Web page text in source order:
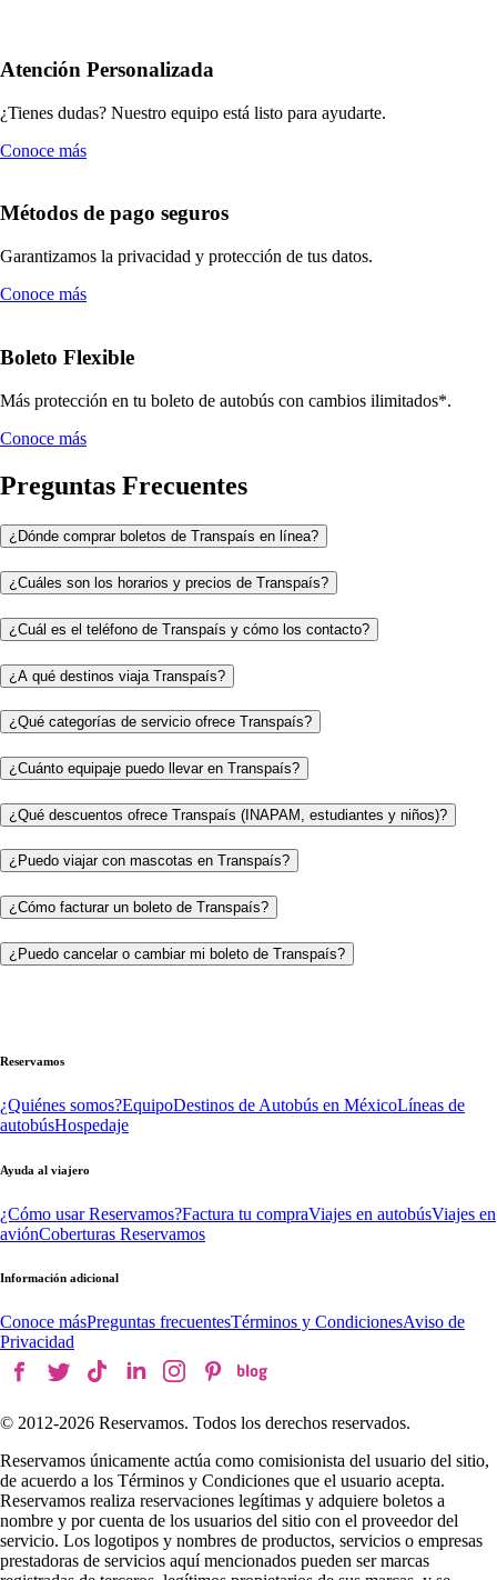
Atención Personalizada
¿Tienes dudas? Nuestro equipo está listo para ayudarte.
Conoce más
Métodos de pago seguros
Garantizamos la privacidad y protección de tus datos.
Conoce más
Boleto Flexible
Más protección en tu boleto de autobús con cambios ilimitados*.
Conoce más
Preguntas Frecuentes
¿Dónde comprar boletos de Transpaís en línea?
¿Cuáles son los horarios y precios de Transpaís?
¿Cuál es el teléfono de Transpaís y cómo los contacto?
¿A qué destinos viaja Transpaís?
¿Qué categorías de servicio ofrece Transpaís?
¿Cuánto equipaje puedo llevar en Transpaís?
¿Qué descuentos ofrece Transpaís (INAPAM, estudiantes y niños)?
¿Puedo viajar con mascotas en Transpaís?
¿Cómo facturar un boleto de Transpaís?
¿Puedo cancelar o cambiar mi boleto de Transpaís?
Reservamos
¿Quiénes somos?EquipoDestinos de Autobús en MéxicoLíneas de
autobúsHospedaje
Ayuda al viajero
¿Cómo usar Reservamos?Factura tu compraViajes en autobúsViajes en
aviónCoberturas Reservamos
Información adicional
Conoce másPreguntas frecuentesTérminos y CondicionesAviso de
Privacidad
© 2012-2026 Reservamos. Todos los derechos reservados.
Reservamos únicamente actúa como comisionista del usuario del sitio,
de acuerdo a los Términos y Condiciones que el usuario acepta.
Reservamos realiza reservaciones legítimas y adquiere boletos a
nombre y por cuenta de los usuarios del sitio con el proveedor del
servicio. Los logotipos y nombres de productos, servicios o empresas
prestadoras de servicios aquí mencionados pueden ser marcas